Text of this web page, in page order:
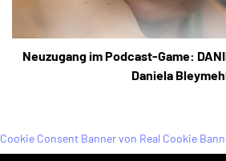
Neuzugang im Podcast-Game:
Daniela
Cookie Consent Banner von Real Cookie